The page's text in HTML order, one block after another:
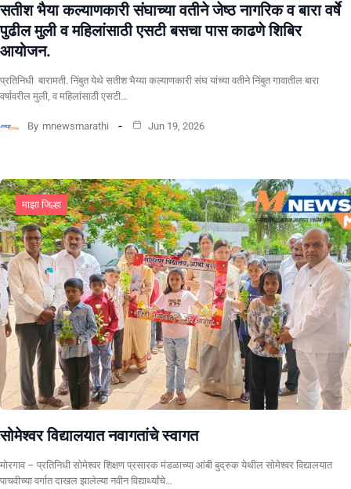
सतीश भैया कल्याणकारी संघाच्या वतीने जेष्ठ नागरिक व बारा वर्षे
पुढील मुली व महिलांसाठी एसटी बसचा पास काढणे शिबिर
आयोजन.
प्रतिनिधी बारामती. निंबुत येथे सतीश भैय्या कल्याणकारी संघ यांच्या वतीने निंबुत गावातील बारा
वर्षावरील मुली, व महिलांसाठी एसटी…
By mnewsmarathi Jun 19, 2026
माझा जिल्हा
सोमेश्वर विद्यालयात नवागतांचे स्वागत
मोरगाव – प्रतिनिधी सोमेश्वर शिक्षण प्रसारक मंडळाच्या आंबी बुद्रुक येथील सोमेश्वर विद्यालयात
पाचवीच्या वर्गात दाखल झालेल्या नवीन विद्यार्थ्यांचे…